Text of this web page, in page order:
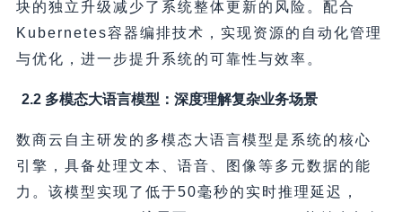
块的独立升级减少了系统整体更新的风险。配合
Kubernetes容器编排技术，实现资源的自动化管理
与优化，进一步提升系统的可靠性与效率。
2.2 多模态大语言模型：深度理解复杂业务场景
数商云自主研发的多模态大语言模型是系统的核心
引擎，具备处理文本、语音、图像等多元数据的能
力。该模型实现了低于50毫秒的实时推理延迟，